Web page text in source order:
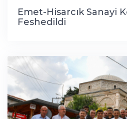
Emet-Hisarcık Sanayi
Feshedildi